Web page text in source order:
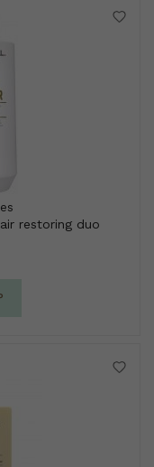
restoring duo